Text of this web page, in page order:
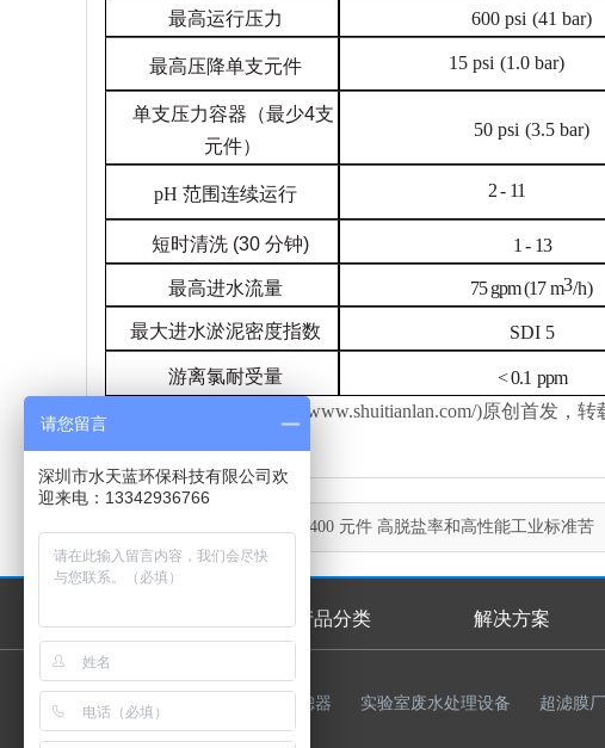
最高运行压力 600 psi (41 bar)
最高压降单支元件 15 psi (1.0 bar)
单支压力容器（最少4支
元件）
50 psi (3.5 bar)
pH 范围连续运行 2 - 11
短时清洗 (30 分钟) 1 - 13
最高进水流量 75 gpm (17 m3/h)
最大进水淤泥密度指数 SDI 5
游离氯耐受量 < 0.1 ppm
本文由水天蓝环保(http://www.shuitianlan.com/)原创首发，
杜邦BW30 PRO-400 元件 高脱盐率和高性能工业标准苦
咸水反渗透膜 技术参数 选型指南
产品分类 解决方案
首页幻灯
友情链接： 过滤器 实验室废水处理设备 超滤膜
请您留言
深圳市水天蓝环保科技有限公司欢
迎来电：13342936766